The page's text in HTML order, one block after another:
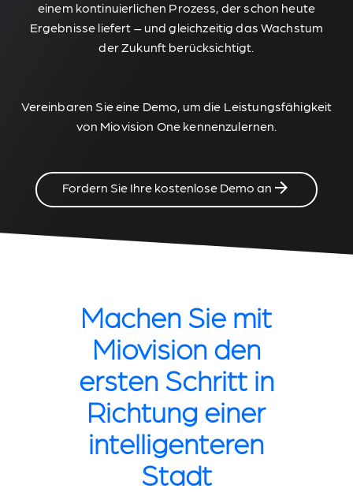
einem kontinuierlichen Prozess, der schon heute
Ergebnisse liefert – und gleichzeitig das Wachstum
der Zukunft berücksichtigt.
Vereinbaren Sie eine Demo, um die Leistungsfähigkeit
von Miovision One kennenzulernen.
Fordern Sie Ihre kostenlose Demo an
Machen Sie mit
Miovision den
ersten Schritt in
Richtung einer
intelligenteren
Stadt